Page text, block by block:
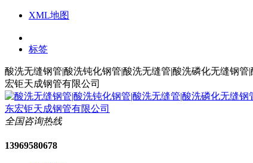
XML地图
标签
酸洗无缝钢管|酸洗钝化钢管|酸洗无缝管|酸洗磷化无缝钢
宏钜天成钢管有限公司
全国咨询热线
13969580678